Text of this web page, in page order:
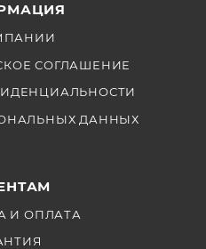
СОГЛАШЕНИЕ
ДАННЫХ
И ОПЛАТА